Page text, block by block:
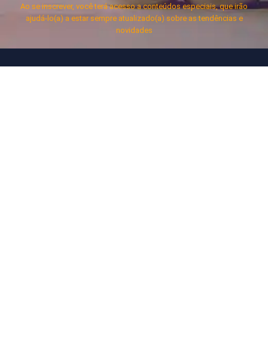
Ao se inscrever, você terá acesso a conteúdos especiais, que irão
ajudá-lo(a) a estar sempre atualizado(a) sobre as tendências e
novidades